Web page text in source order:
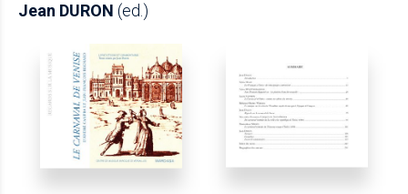
Jean DURON (ed.)